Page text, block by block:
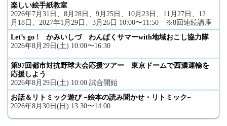
楽しい絵手紙教室
2026年7月31日、8月28日、9月25日、10月23日、11月27日、12
月18日、2027年1月29日、3月26日 10:00〜11:50 ※8回連続講座
Let’s go ! かみいしづ わんぱくサマーwith地域おこし協力隊
2026年8月29日(土) 10:00〜16:30
第97回都市対抗野球大会応援ツアー 東京ドームで西濃運輸を
応援しよう
2026年8月29日(土) 10:00 試合開始
お話＆リトミック遊び −絵本の読み聞かせ・リトミック−
2026年8月30日(日) 13:30〜14:00